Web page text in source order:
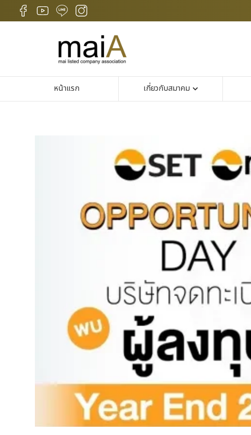
หน้าแรก เกี่ยวกับสมาคม